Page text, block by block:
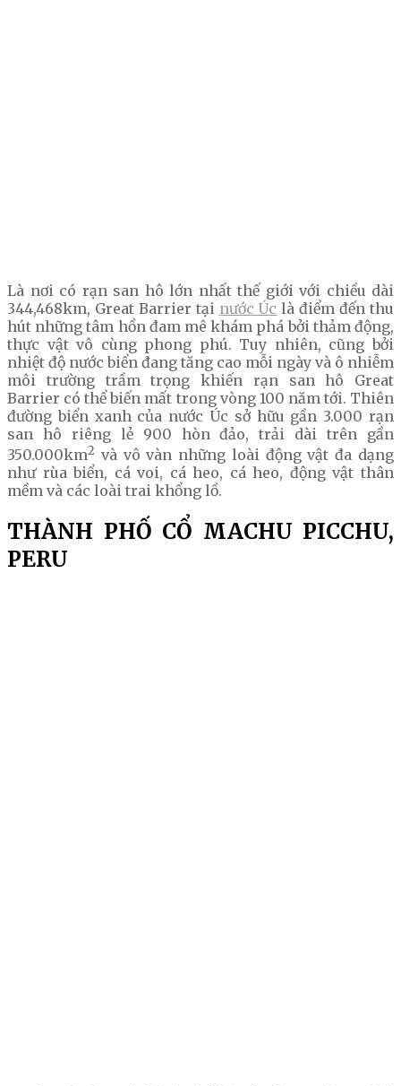
Là nơi có rạn san hô lớn nhất thế giới với chiều dài
344,468km, Great Barrier tại nước Úc là điểm đến thu
hút những tâm hồn đam mê khám phá bởi thảm động,
thực vật vô cùng phong phú. Tuy nhiên, cũng bởi
nhiệt độ nước biển đang tăng cao mỗi ngày và ô nhiễm
môi trường trầm trọng khiến rạn san hô Great
Barrier có thể biến mất trong vòng 100 năm tới. Thiên
đường biển xanh của nước Úc sở hữu gần 3.000 rạn
san hô riêng lẻ 900 hòn đảo, trải dài trên gần
350.000km2 và vô vàn những loài động vật đa dạng
như rùa biển, cá voi, cá heo, cá heo, động vật thân
mềm và các loài trai khổng lồ.
THÀNH PHỐ CỔ MACHU PICCHU,
PERU